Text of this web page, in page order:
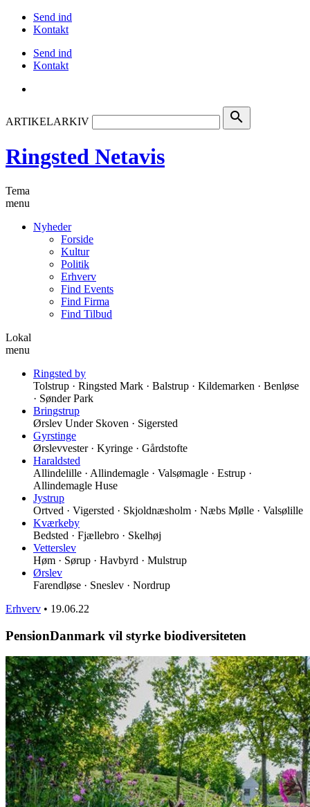
Send ind
Kontakt
Send ind
Kontakt
ARTIKELARKIV search
Ringsted Netavis
Tema
menu
Nyheder
Forside
Kultur
Politik
Erhverv
Find Events
Find Firma
Find Tilbud
Lokal
menu
Ringsted by
Tolstrup · Ringsted Mark · Balstrup · Kildemarken · Benløse
· Sønder Park
Bringstrup
Ørslev Under Skoven · Sigersted
Gyrstinge
Ørslevvester · Kyringe · Gårdstofte
Haraldsted
Allindelille · Allindemagle · Valsømagle · Estrup ·
Allindemagle Huse
Jystrup
Ortved · Vigersted · Skjoldnæsholm · Næbs Mølle · Valsølille
Kværkeby
Bedsted · Fjællebro · Skelhøj
Vetterslev
Høm · Sørup · Havbyrd · Mulstrup
Ørslev
Farendløse · Sneslev · Nordrup
Erhverv • 19.06.22
PensionDanmark vil styrke biodiversiteten